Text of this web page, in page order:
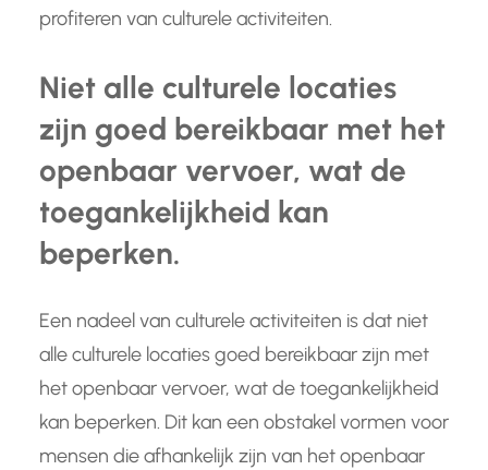
profiteren van culturele activiteiten.
Niet alle culturele locaties
zijn goed bereikbaar met het
openbaar vervoer, wat de
toegankelijkheid kan
beperken.
Een nadeel van culturele activiteiten is dat niet
alle culturele locaties goed bereikbaar zijn met
het openbaar vervoer, wat de toegankelijkheid
kan beperken. Dit kan een obstakel vormen voor
mensen die afhankelijk zijn van het openbaar